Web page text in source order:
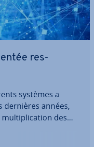
res­
systèmes a
dernières années,
mul­ti­pli­ca­tion des
été dé­ve­lop­pés,